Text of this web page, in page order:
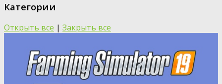
Категории
Открыть все | Закрыть все